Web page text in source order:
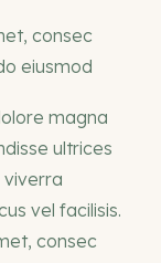
consec
eiusmod
magna
ultrices
viverra
vel facilisis.
consec